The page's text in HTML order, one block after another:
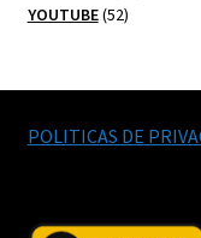
YOUTUBE 5252
POLITICAS DE